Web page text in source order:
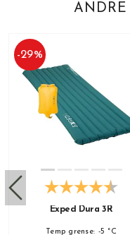
ANDRE
-29%
Exped Dura 3R
Temp grense: -5 °C